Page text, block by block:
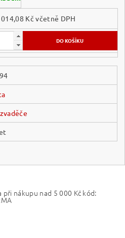
10 014,08 Kč včetně DPH
při nákupu nad 5 000 Kč kód: